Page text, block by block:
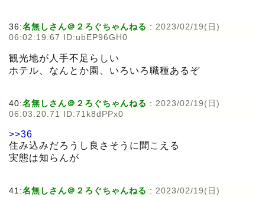
36:名無しさん＠２ろぐちゃんねる : 2023/02/19(日)
06:02:19.67 ID:ubEP96GH0
観光地が人手不足らしい
ホテル、なんとか園、いろいろ職種あるぞ
40:名無しさん＠２ろぐちゃんねる : 2023/02/19(日)
06:03:20.71 ID:71k8dPPx0
>>36
住み込みだろうし良さそうに聞こえる
実態は知らんが
41:名無しさん＠２ろぐちゃんねる : 2023/02/19(日)